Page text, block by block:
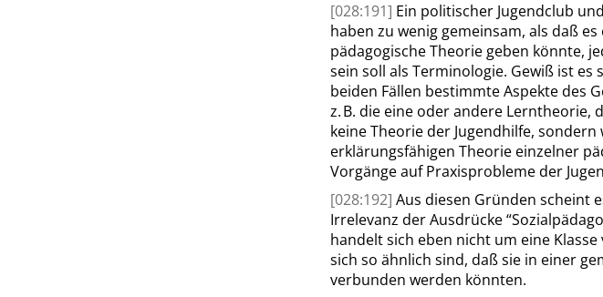
[028:191] Ein politischer Jugendclub
haben zu wenig gemeinsam, als daß
pädagogische Theorie geben könnte,
sein soll als Terminologie. Gewiß ist
beiden Fällen bestimmte Aspekte des
z. B. die eine oder andere Lerntheorie,
keine Theorie der Jugendhilfe,
erklärungsfähigen Theorie einzelner
Vorgänge auf Praxisprobleme der
[028:192] Aus diesen Gründen scheint
Irrelevanz der Ausdrücke“
handelt sich eben nicht um eine
sich so ähnlich sind, daß sie in einer
verbunden werden könnten.